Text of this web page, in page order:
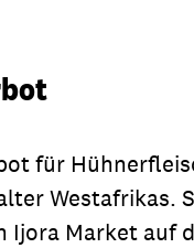
für
Ijora Market